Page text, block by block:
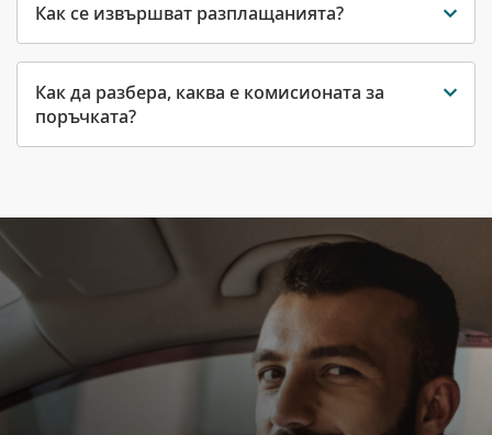
Как се извършват разплащанията?
Как да разбера, каква е комисионата за
поръчката?